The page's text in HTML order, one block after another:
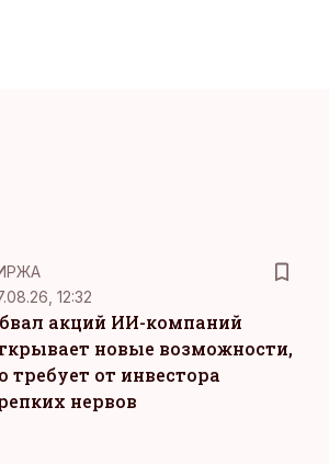
12:32
акций ИИ-компаний
новые возможности,
требует от инвестора
нервов